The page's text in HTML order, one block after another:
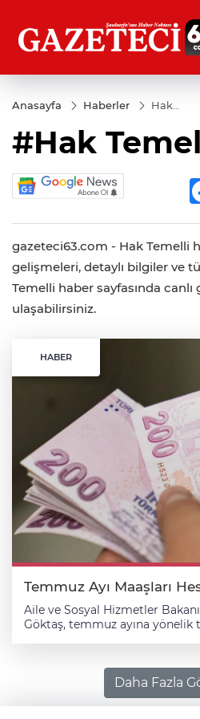
Anasayfa Haberler
Hak
#Hak
gazeteci63.com - Hak Temelli
gelişmeleri, detaylı bilgiler ve
Temelli haber sayfasında
ulaşabilirsiniz.
HABER
Temmuz Ayı Maaşları
Aile ve Sosyal Hizmetler
Göktaş, temmuz ayına yönelik
yazılı açıklamada, engelli ve
alanına tam katılımlarını
bağımsız yaşam sürmelerine
çalıştıklarını belirtti. Eğitimden sağlığa, ekonomiden
Daha Fazla